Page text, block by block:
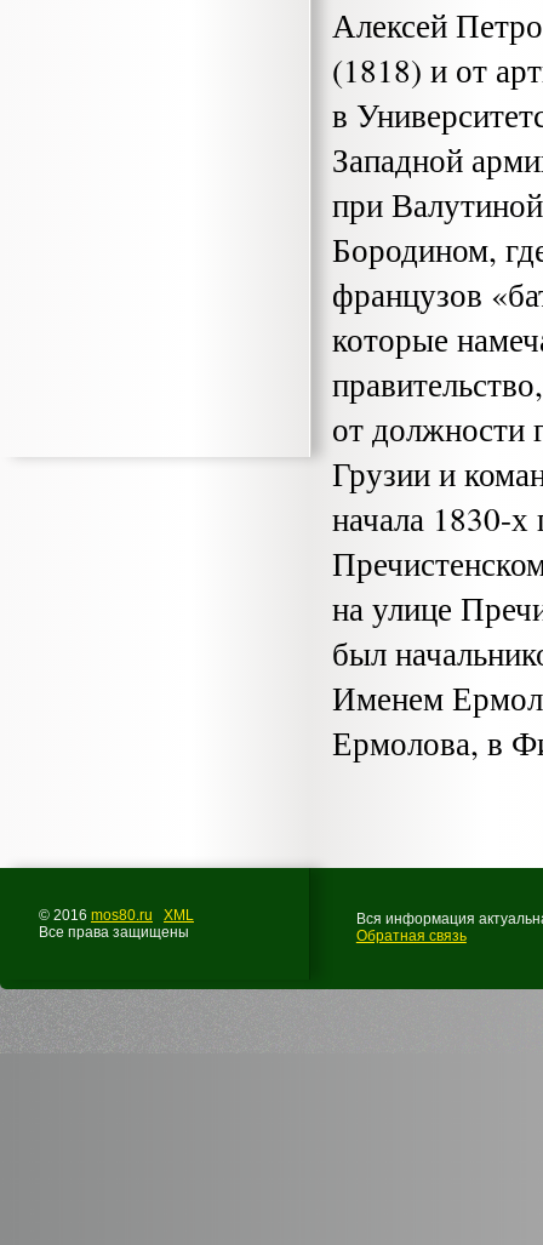
Алексей
(1818) и от
в
Западной
при
Бо­родином,
французов
которые
от должно­сти
Грузии и
начала 1830-
на улице
был
Именем
Ермолова, в
© 2016 mos80.ru
XML
Все права защищены
Вся информация
Обратная связь